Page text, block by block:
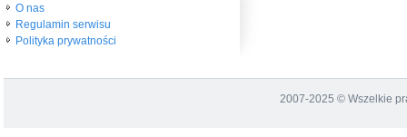
O nas
Regulamin serwisu
Polityka prywatności
2007-2025 © Wszelkie